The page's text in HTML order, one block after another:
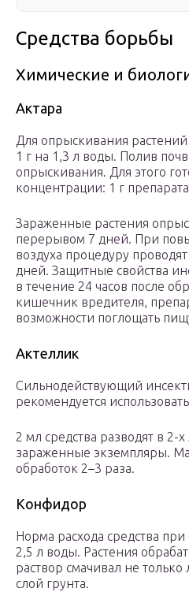
Средства борьбы
Химические и
Актара
Для опрыскивания
1 г на 1,3 л воды. Полив
опрыскивания. Для этого
концентрации: 1 г
Зараженные растения
перерывом 7 дней. При
воздуха процедуру
дней. Защитные свойства
в течение 24 часов после
кишечник вредителя,
возможности поглощать
Актеллик
Сильнодействующий
рекомендуется
2 мл средства разводят в
зараженные экземпляры.
обработок 2–3 раза.
Конфидор
Норма расхода средства
2,5 л воды. Растения
раствор смачивал не
слой грунта.